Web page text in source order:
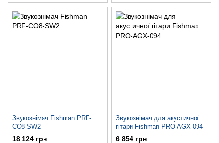
Звукознімач Fishman PRF-
CO8-SW2
18 124 грн
Звукознімач для акустичної
гітари Fishman PRO-AGX-094
6 854 грн